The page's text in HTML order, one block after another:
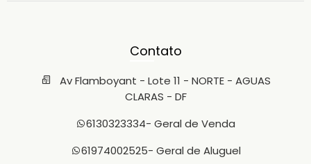
Contato
Av Flamboyant - Lote 11 - NORTE - AGUAS
CLARAS - DF
6130323334- Geral de Venda
61974002525- Geral de Aluguel